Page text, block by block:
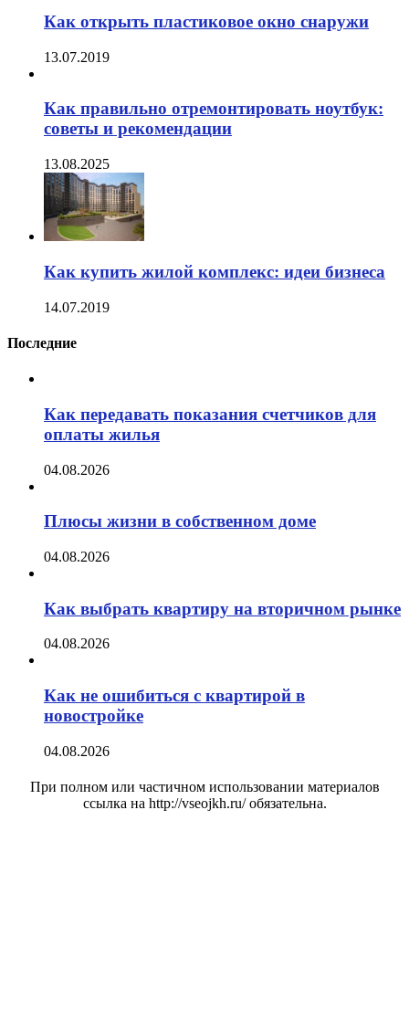
Как открыть пластиковое окно снаружи
13.07.2019
Как правильно отремонтировать ноутбук:
советы и рекомендации
13.08.2025
Как купить жилой комплекс: идеи бизнеса
14.07.2019
Последние
Как передавать показания счетчиков для
оплаты жилья
04.08.2026
Плюсы жизни в собственном доме
04.08.2026
Как выбрать квартиру на вторичном рынке
04.08.2026
Как не ошибиться с квартирой в
новостройке
04.08.2026
При полном или частичном использовании материалов
ссылка на http://vseojkh.ru/ обязательна.